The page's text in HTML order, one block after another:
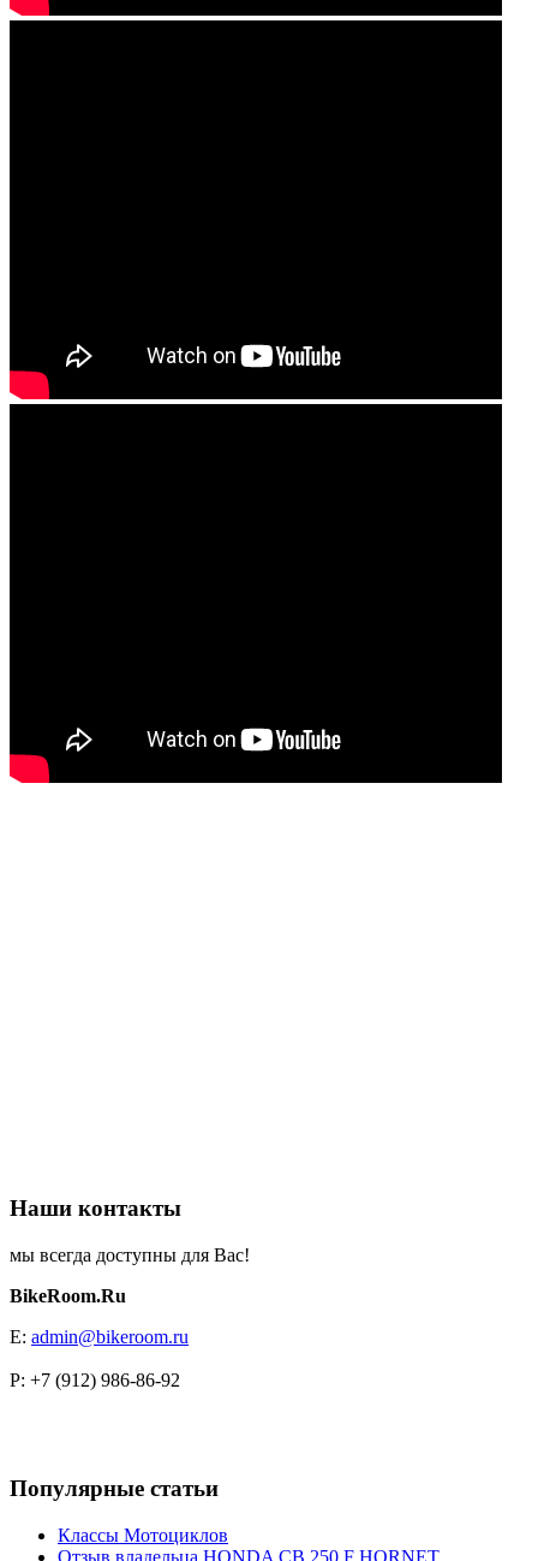
Наши контакты
мы всегда доступны для Вас!
BikeRoom.Ru
E: admin@bikeroom.ru
P: +7 (912) 986-86-92
Популярные статьи
Классы Мотоциклов
Отзыв владельца HONDA CB 250 F HORNET